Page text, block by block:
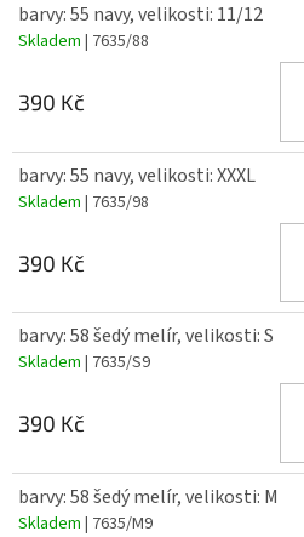
barvy: 55 navy, velikosti: 11/12
Skladem | 7635/88
390 Kč
barvy: 55 navy, velikosti: XXXL
Skladem | 7635/98
390 Kč
barvy: 58 šedý melír, velikosti: S
Skladem | 7635/S9
390 Kč
barvy: 58 šedý melír, velikosti: M
Skladem | 7635/M9